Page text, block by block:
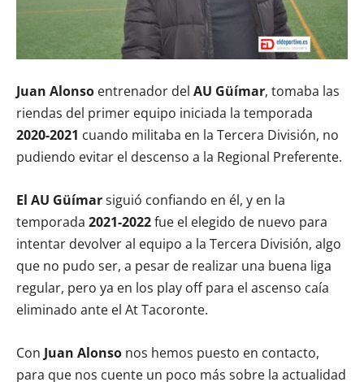
Juan Alonso entrenador del AU Güímar, tomaba las
riendas del primer equipo iniciada la temporada
2020-2021 cuando militaba en la Tercera División, no
pudiendo evitar el descenso a la Regional Preferente.
El AU Güímarsiguió confiando en él, y en la
temporada 2021-2022fue el elegido de nuevo para
intentar devolver al equipo a la Tercera División, algo
que no pudo ser, a pesar de realizar una buena liga
regular, pero ya en los play off para el ascenso caía
eliminado ante el At Tacoronte.
Con Juan Alonso nos hemos puesto en contacto,
para que nos cuente un poco más sobre la actualidad